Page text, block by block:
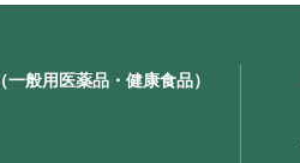
（一般用医薬品・健康食品）